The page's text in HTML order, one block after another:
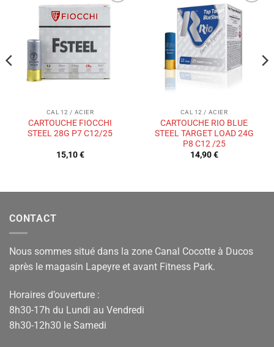
à la liste
de
CAL 12 / ACIER
CARTOUCHE FIOCCHI
STEEL 28G P7 C12/25
15,10€
Ajouter
à la liste
de
souhaits
CAL 12 / ACIER
CARTOUCHE RIO BLUE
STEEL TARGET LOAD 24G
P8 C12 /25
14,90€
CONTACT
Nous sommes situé dans la zone Canal Cocotte à Ducos
après le magasin Lapeyre et avant Fitness Park.
Horaires d’ouverture :
8h30-17h du Lundi au Vendredi
8h30-12h30 le Samedi